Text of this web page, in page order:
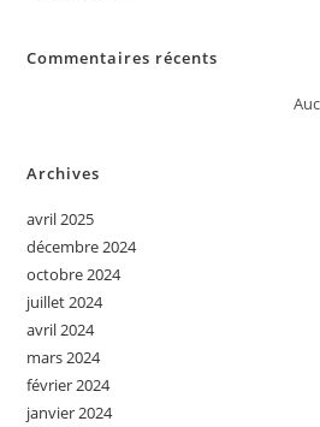
Commentaires récents
Archives
avril 2025
décembre 2024
octobre 2024
juillet 2024
avril 2024
mars 2024
février 2024
janvier 2024